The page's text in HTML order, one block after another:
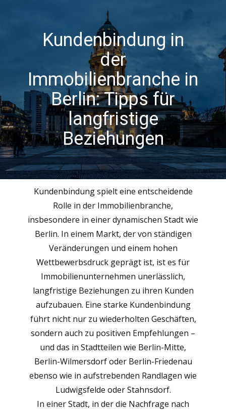
Kundenbindung in
der
Immobilienbranche in
Berlin: Tipps für
langfristige
Beziehungen
Kundenbindung spielt eine entscheidende
Rolle in der Immobilienbranche,
insbesondere in einer dynamischen Stadt wie
Berlin. In einem Markt, der von ständigen
Veränderungen und einem hohen
Wettbewerbsdruck geprägt ist, ist es für
Immobilienunternehmen unerlässlich,
langfristige Beziehungen zu ihren Kunden
aufzubauen. Eine starke Kundenbindung
führt nicht nur zu wiederholten Geschäften,
sondern auch zu positiven Empfehlungen –
und das in Stadtteilen wie Berlin-Mitte,
Berlin-Wilmersdorf oder Berlin-Friedenau
ebenso wie in aufstrebenden Randlagen wie
Ludwigsfelde oder Stahnsdorf.
In einer Stadt, in der die Nachfrage nach